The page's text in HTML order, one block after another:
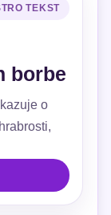
TEKST
borbe
o